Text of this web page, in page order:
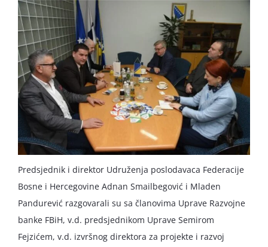
Predsjednik i direktor Udruženja poslodavaca Federacije
Bosne i Hercegovine Adnan Smailbegović i Mladen
Pandurević razgovarali su sa članovima Uprave Razvojne
banke FBiH, v.d. predsjednikom Uprave Semirom
Fejzićem, v.d. izvršnog direktora za projekte i razvoj